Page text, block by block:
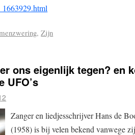
,Zijn
ons eigenlijk tegen? en
UFO’s
Zanger en liedjesschrijver Hans de
(1958) is bij velen bekend vanwege